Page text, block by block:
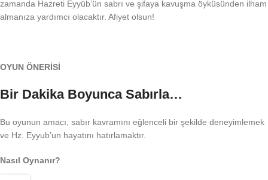
zamanda Hazreti Eyyüb’ün sabrı ve şifaya kavuşma öyküsünden ilham
almanıza yardımcı olacaktır. Afiyet olsun!
OYUN ÖNERİSİ
Bir Dakika Boyunca Sabırla…
Bu oyunun amacı, sabır kavramını eğlenceli bir şekilde deneyimlemek
ve Hz. Eyyub’un hayatını hatırlamaktır.
Nasıl Oynanır?